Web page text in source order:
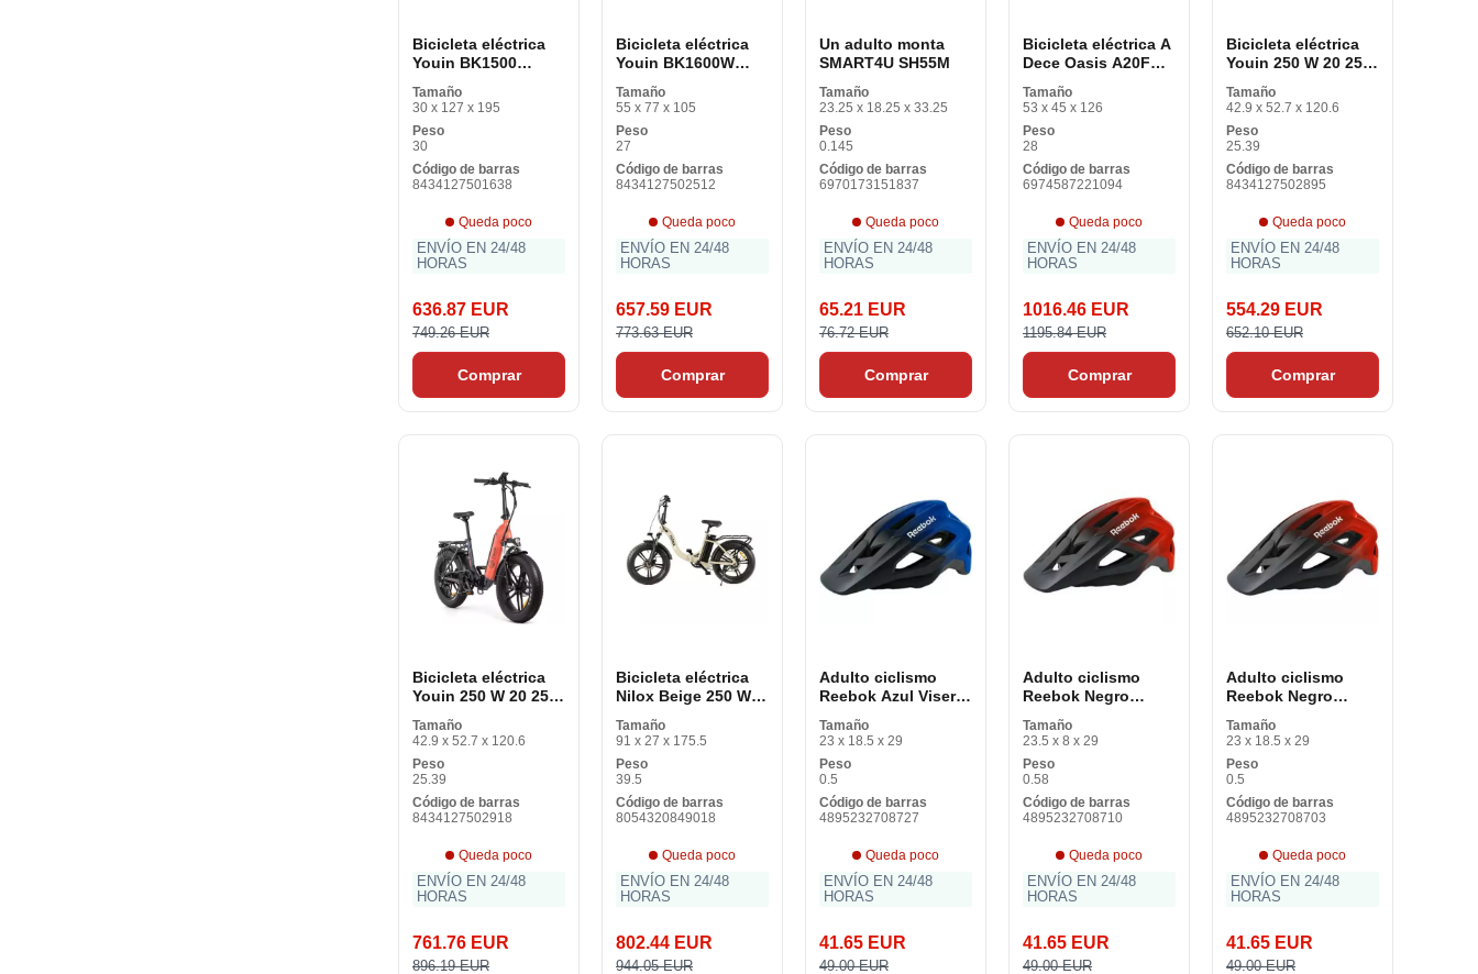
Bicicleta eléctrica
Youin BK1500
250W
Tamaño
30 x 127 x 195
Peso
30
Código de barras
8434127501638
Queda poco
ENVÍO EN 24/48
HORAS
636.87 EUR
749.26 EUR
Comprar
Bicicleta eléctrica
Youin BK1600W
km/h
Tamaño
55 x 77 x 105
Peso
27
Código de barras
8434127502512
Queda poco
ENVÍO EN 24/48
HORAS
657.59 EUR
773.63 EUR
Comprar
Un adulto monta
SMART4U SH55M
Tamaño
23.25 x 18.25 x 33.25
Peso
0.145
Código de barras
6970173151837
Queda poco
ENVÍO EN 24/48
HORAS
65.21 EUR
76.72 EUR
Comprar
Bicicleta eléctrica A
Dece Oasis A20F
km/h
Tamaño
53 x 45 x 126
Peso
28
Código de barras
6974587221094
Queda poco
ENVÍO EN 24/48
HORAS
1016.46 EUR
1195.84 EUR
Comprar
Bicicleta eléctrica
Youin 250 W 20 25
Tamaño
42.9 x 52.7 x 120.6
Peso
25.39
Código de barras
8434127502895
Queda poco
ENVÍO EN 24/48
HORAS
554.29 EUR
652.10 EUR
Comprar
Bicicleta eléctrica
Youin 250 W 20 25
Tamaño
42.9 x 52.7 x 120.6
Peso
25.39
Código de barras
8434127502918
Queda poco
ENVÍO EN 24/48
HORAS
761.76 EUR
896.19 EUR
Bicicleta eléctrica
Nilox Beige 250 W
Tamaño
91 x 27 x 175.5
Peso
39.5
Código de barras
8054320849018
Queda poco
ENVÍO EN 24/48
HORAS
802.44 EUR
944.05 EUR
Adulto ciclismo
Reebok Azul Visera
Tamaño
23 x 18.5 x 29
Peso
0.5
Código de barras
4895232708727
Queda poco
ENVÍO EN 24/48
HORAS
41.65 EUR
49.00 EUR
Adulto ciclismo
Reebok Negro
Tamaño
23.5 x 8 x 29
Peso
0.58
Código de barras
4895232708710
Queda poco
ENVÍO EN 24/48
HORAS
41.65 EUR
49.00 EUR
Adulto ciclismo
Reebok Negro
Tamaño
23 x 18.5 x 29
Peso
0.5
Código de barras
4895232708703
Queda poco
ENVÍO EN 24/48
HORAS
41.65 EUR
49.00 EUR